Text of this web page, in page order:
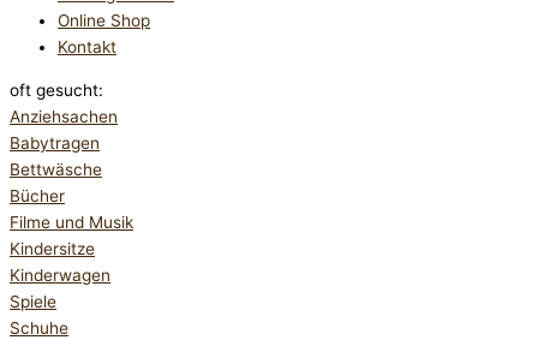
Online Shop
Kontakt
oft gesucht:
Anziehsachen
Babytragen
Bettwäsche
Bücher
Filme und Musik
Kindersitze
Kinderwagen
Spiele
Schuhe